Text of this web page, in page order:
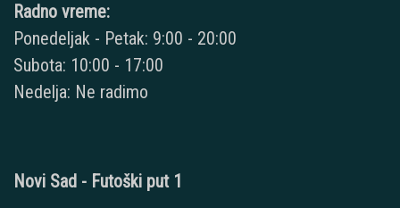
Radno vreme:
Ponedeljak - Petak: 9:00 - 20:00
Subota: 10:00 - 17:00
Nedelja: Ne radimo
Novi Sad - Futoški put 1